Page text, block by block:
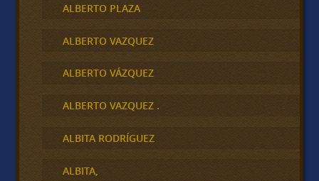
ALBERTO PLAZA
ALBERTO VAZQUEZ
ALBERTO VÁZQUEZ
ALBERTO VAZQUEZ .
ALBITA RODRÍGUEZ
ALBITA,